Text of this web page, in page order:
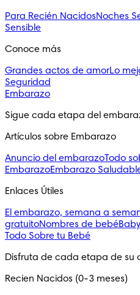
Para Recién NacidosNoches
Sensible
Conoce más
Grandes actos de amorLo
Seguridad
Embarazo
Sigue cada etapa del
Artículos sobre Embarazo
Anuncio del embarazoTodo
EmbarazoEmbarazo
Enlaces Útiles
El embarazo, semana a
gratuitoNombres de bebé
Todo Sobre tu Bebé
Disfruta de cada etapa de su
Recien Nacidos (0-3 meses)